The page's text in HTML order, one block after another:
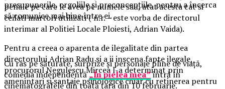
penale pe care le avea pe numele sau, atat acesta cat si
ceilati martori utilizati ( n.r. – este vorba de directorul
interimar al Politiei Locale Ploiesti, Adrian Vaida).
Pentru a creea o aparenta de ilegalitate din partea
directorului Adrian Radu si a ii inscena fapte ilegale,
procurorul Negulescu Mircea l-a determinat prin
amenintari si santaje psihologice chiar cu retinerea pentru
presupunerile, orgoliile și preconcepțiile, pentru a încerca
să comunice mai bine între ei.
Cu râs pe săturate, surprize și personaje pline de viață,
comedia independentă„În pielea mea”intră în
cinematografele din toată țara din 10 februarie.